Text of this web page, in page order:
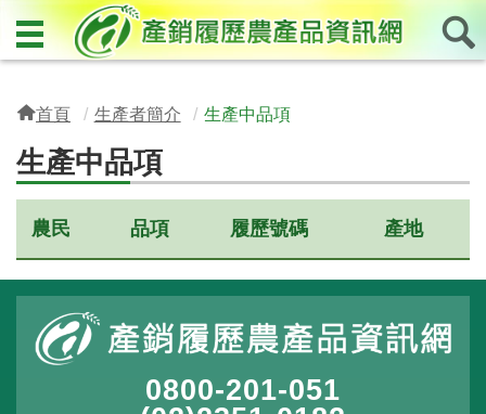
首頁 生產者簡介 生產中品項
生產中品項
農民 品項 履歷號碼 產地
0800-201-051